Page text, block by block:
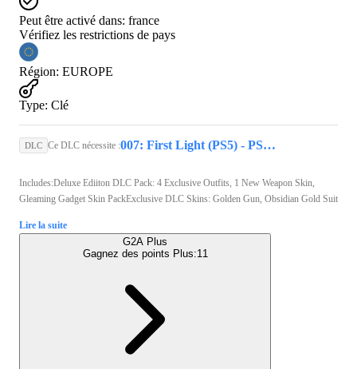
Peut être activé dans: france
Vérifiez les restrictions de pays
Région: EUROPE
Type: Clé
DLC Ce DLC nécessite : 007: First Light (PS5) - PSN Account - GLOBAL
Includes:Deluxe Ediiton DLC Pack: 4 Exclusive Outfits, 1 New Weapon Skin,
Gleaming Gadget Skin PackExclusive DLC Skins: Golden Gun, Obsidian Gold Suit
Lire la suite
G2A Plus
Gagnez des points Plus:11